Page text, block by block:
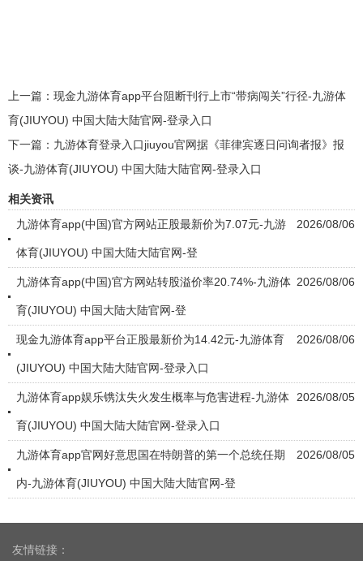
上一篇： 现金九游体育app平台阻断刊行上市“带病闯关”行径-九游体
育(JIUYOU) 中国大陆大陆官网-登录入口
下一篇： 九游体育登录入口jiuyou官网据《菲律宾逐日问询者报》报
谈-九游体育(JIUYOU) 中国大陆大陆官网-登录入口
相关资讯
2026/08/06
九游体育app(中国)官方网站正股最新价为7.07元-九游
体育(JIUYOU) 中国大陆大陆官网-登
2026/08/06
九游体育app(中国)官方网站转股溢价率20.74%-九游体
育(JIUYOU) 中国大陆大陆官网-登
2026/08/06
现金九游体育app平台正股最新价为14.42元-九游体育
(JIUYOU) 中国大陆大陆官网-登录入口
2026/08/05
九游体育app娱乐镌汰失火发生概率与危害进程-九游体
育(JIUYOU) 中国大陆大陆官网-登录入口
2026/08/05
九游体育app官网好意思国在特朗普的第一个总统任期
内-九游体育(JIUYOU) 中国大陆大陆官网-登
友情链接：